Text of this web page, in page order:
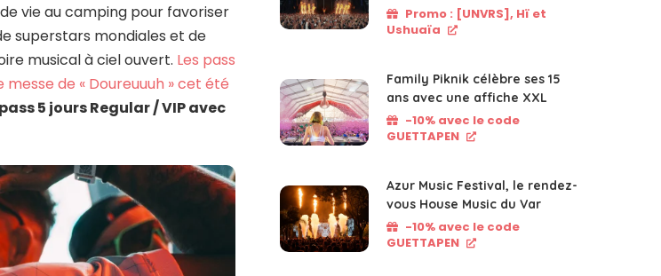
vie au camping pour favoriser
superstars mondiales et de
musical à ciel ouvert. Les pass
de « Doureuuuh » cet été
5 jours Regular / VIP avec
Promo : [UNVRS], Hï et
Ushuaïa
Family Piknik célèbre ses 15
ans avec une affiche XXL
-10% avec le code
GUETTAPEN
Azur Music Festival, le rendez-
vous House Music du Var
-10% avec le code
GUETTAPEN